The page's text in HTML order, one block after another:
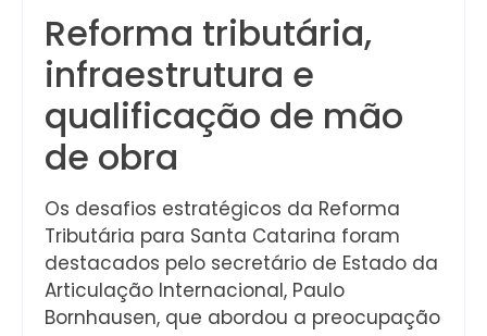
Reforma tributária,
infraestrutura e
qualificação de mão
de obra
Os desafios estratégicos da Reforma
Tributária para Santa Catarina foram
destacados pelo secretário de Estado da
Articulação Internacional, Paulo
Bornhausen, que abordou a preocupação